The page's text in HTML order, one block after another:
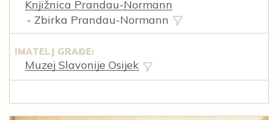
Knjižnica Prandau-Normann
- Zbirka Prandau-Normann
IMATELJ GRAĐE:
Muzej Slavonije Osijek